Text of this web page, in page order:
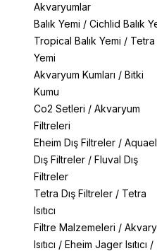
Akvaryumlar
Balık Yemi / Cichlid Balık
Tropical Balık Yemi / Tetra
Yemi
Akvaryum Kumları / Bitki
Kumu
Co2 Setleri / Akvaryum
Filtreleri
Eheim Dış Filtreler / Aquael
Dış Filtreler / Fluval Dış
Filtreler
Tetra Dış Filtreler / Tetra
Isıtıcı
Filtre Malzemeleri /
Isıtıcı / Eheim Jager Isıtıcı /